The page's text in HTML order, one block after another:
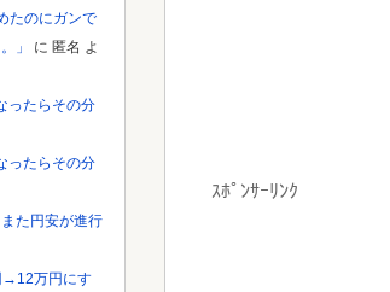
ｽﾎﾟﾝｻｰﾘﾝｸ
たのにガンで
」
に 匿名 よ
ったらその分
ったらその分
た円安が進行
→12万円にす